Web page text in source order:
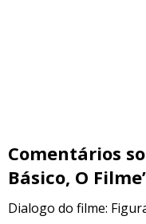
Comentários
Básico, O
Dialogo do filme: